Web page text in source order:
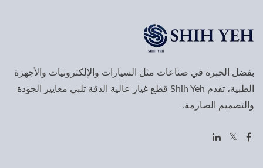
بفضل الخبرة في صناعات مثل السيارات والإلكترونيات والأجهزة
الطبية، تقدم Shih Yeh قطع غيار عالية الدقة تلبي معايير الجودة
والتصميم الصارمة.